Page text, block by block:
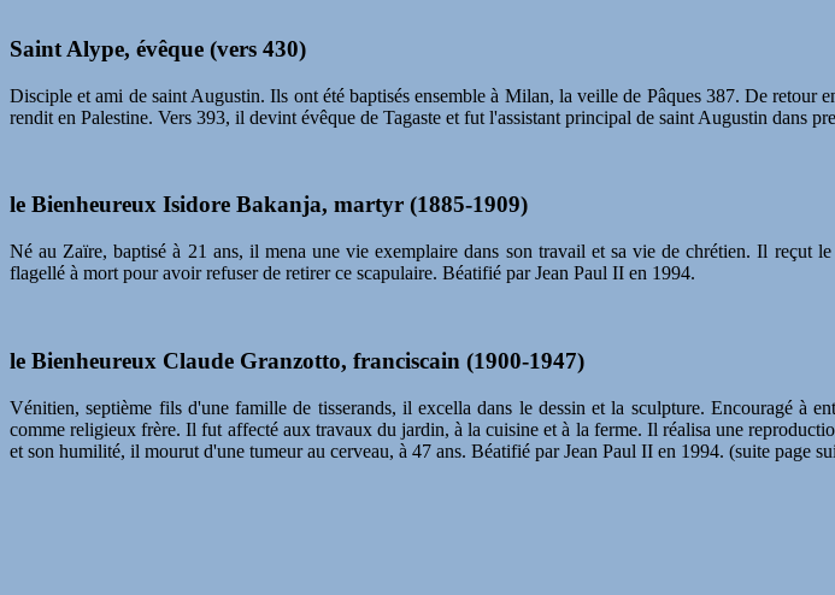
Saint Alype, évêque (vers 430)
Disciple et ami de saint Augustin. Ils ont été baptisés ensemble à Milan, la veille de Pâques 387. De
rendit en Palestine. Vers 393, il devint évêque de Tagaste et fut l'assistant principal de saint Augustin dans
le Bienheureux Isidore Bakanja, martyr (1885-1909)
Né au Zaïre, baptisé à 21 ans, il mena une vie exemplaire dans son travail et sa vie de chrétien. Il
flagellé à mort pour avoir refuser de retirer ce scapulaire. Béatifié par Jean Paul II en 1994.
le Bienheureux Claude Granzotto, franciscain (1900-1947)
Vénitien, septième fils d'une famille de tisserands, il excella dans le dessin et la sculpture. Encouragé à
comme religieux frère. Il fut affecté aux travaux du jardin, à la cuisine et à la ferme. Il réalisa une
et son humilité, il mourut d'une tumeur au cerveau, à 47 ans. Béatifié par Jean Paul II en 1994. (suite page